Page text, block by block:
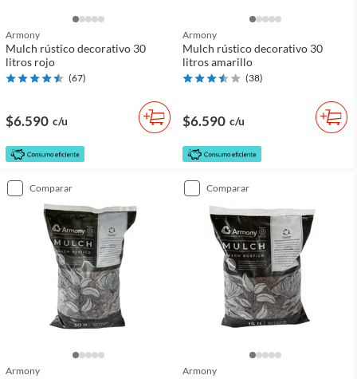
Armony
Mulch rústico decorativo 30
litros rojo
(67)
$6.590 c/u
Armony
Mulch rústico decorativo 30
litros amarillo
(38)
$6.590 c/u
comparar
Armony
comparar
Armony